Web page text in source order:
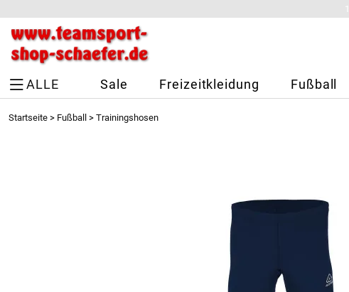
ALLE Sale Freizeitkleidung Fußball
Startseite > Fußball > Trainingshosen